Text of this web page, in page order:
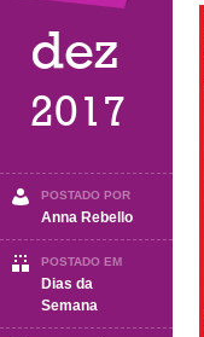
dez
2017
POSTADO POR
Anna Rebello
POSTADO EM
Dias da
Semana